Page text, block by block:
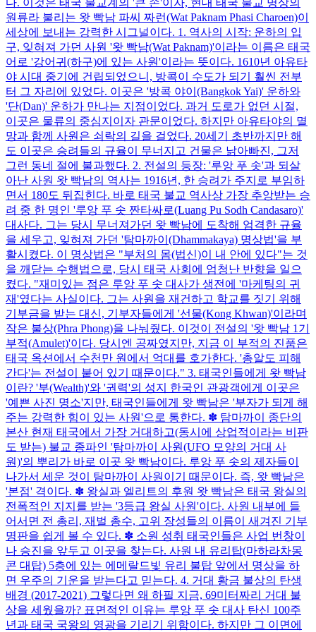
원류라 불리는 왓 빡남 파씨 짜런(Wat Paknam Phasi Charoen)이
세상에 보내는 강력한 시그널이다. 1. 역사의 시작: 운하의 입
구, 잊혀져 가던 사원 '왓 빡남(Wat Paknam)'이라는 이름은 태국
어로 '강어귀(하구)에 있는 사원'이라는 뜻이다. 1610년 아유타
야 시대 중기에 건립되었으니, 방콕이 수도가 되기 훨씬 전부
터 그 자리에 있었다. 이곳은 '방콕 야이(Bangkok Yai)' 운하와
'단(Dan)' 운하가 만나는 지점이었다. 과거 도로가 없던 시절,
이곳은 물류의 중심지이자 관문이었다. 하지만 아유타야의 멸
망과 함께 사원은 쇠락의 길을 걸었다. 20세기 초반까지만 해
도 이곳은 승려들의 규율이 무너지고 건물은 낡아빠진, 그저
그런 동네 절에 불과했다. 2. 전설의 등장: '루앙 푸 솟'과 되살
아난 사원 왓 빡남의 역사는 1916년, 한 승려가 주지로 부임하
면서 180도 뒤집힌다. 바로 태국 불교 역사상 가장 추앙받는 승
려 중 한 명인 '루앙 푸 솟 짠타싸로(Luang Pu Sodh Candasaro)'
대사다. 그는 당시 무너져가던 왓 빡남에 도착해 엄격한 규율
을 세우고, 잊혀져 가던 '탐마까이(Dhammakaya) 명상법'을 부
활시켰다. 이 명상법은 "부처의 몸(법신)이 내 안에 있다"는 것
을 깨닫는 수행법으로, 당시 태국 사회에 엄청난 반향을 일으
켰다. "재미있는 점은 루앙 푸 솟 대사가 생전에 '마케팅의 귀
재'였다는 사실이다. 그는 사원을 재건하고 학교를 짓기 위해
기부금을 받는 대신, 기부자들에게 '선물(Kong Khwan)'이라며
작은 불상(Phra Phong)을 나눠줬다. 이것이 전설의 '왓 빡남 1기
부적(Amulet)'이다. 당시엔 공짜였지만, 지금 이 부적의 진품은
태국 옥션에서 수천만 원에서 억대를 호가한다. '총알도 피해
간다'는 전설이 붙어 있기 때문이다." 3. 태국인들에게 왓 빡남
이란? '부(Wealth)'와 '권력'의 성지 한국인 관광객에게 이곳은
'예쁜 사진 명소'지만, 태국인들에게 왓 빡남은 '부자가 되게 해
주는 강력한 힘이 있는 사원'으로 통한다. ✽ 탐마까이 종단의
본산 현재 태국에서 가장 거대하고(동시에 상업적이라는 비판
도 받는) 불교 종파인 '탐마까이 사원(UFO 모양의 거대 사
원)'의 뿌리가 바로 이곳 왓 빡남이다. 루앙 푸 솟의 제자들이
나가서 세운 것이 탐마까이 사원이기 때문이다. 즉, 왓 빡남은
'본점' 격이다. ✽ 왕실과 엘리트의 후원 왓 빡남은 태국 왕실의
전폭적인 지지를 받는 '3등급 왕실 사원'이다. 사원 내부에 들
어서면 전 총리, 재벌 총수, 고위 장성들의 이름이 새겨진 기부
명판을 쉽게 볼 수 있다. ✽ 소원 성취 태국인들은 사업 번창이
나 승진을 앞두고 이곳을 찾는다. 사원 내 유리탑(마하라차몽
콘 대탑) 5층에 있는 에메랄드빛 유리 불탑 앞에서 명상을 하
면 우주의 기운을 받는다고 믿는다. 4. 거대 황금 불상의 탄생
배경 (2017-2021) 그렇다면 왜 하필 지금, 69미터짜리 거대 불
상을 세웠을까? 표면적인 이유는 루앙 푸 솟 대사 탄신 100주
년과 태국 국왕의 영광을 기리기 위함이다. 하지만 그 이면에